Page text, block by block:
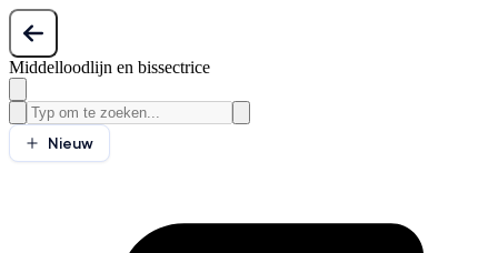
Middelloodlijn en bissectrice
Nieuw